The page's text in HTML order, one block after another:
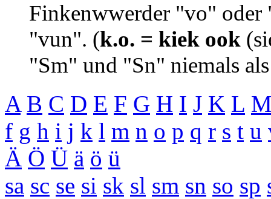
Finkenwwerder "vo"
"vun". (k.o. = kiek ook
"Sm" und "Sn" niemals
A B C D E F G H I J K L
f g h i j k l m n o p q r s t u
Ä Ö Ü ä ö ü
sa sc se si sk sl sm sn so sp